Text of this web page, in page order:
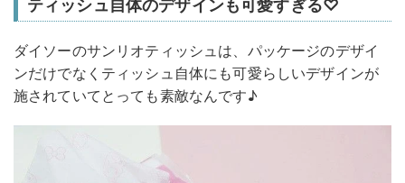
ティッシュ自体のデザインも可愛すぎる♡
ダイソーのサンリオティッシュは、パッケージのデザイ
ンだけでなくティッシュ自体にも可愛らしいデザインが
施されていてとっても素敵なんです♪